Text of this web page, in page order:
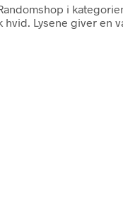
i
Lysene giver